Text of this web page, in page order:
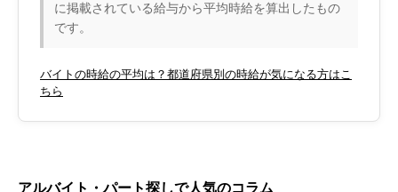
に掲載されている給与から平均時給を算出したもの
です。
バイトの時給の平均は？都道府県別の時給が気になる方はこ
ちら
アルバイト・パート探しで人気のコラム